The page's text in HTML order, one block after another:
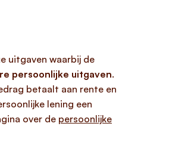
uitgaven waarbij de
persoonlijke uitgaven.
betaalt aan rente en
lening een
over de persoonlijke